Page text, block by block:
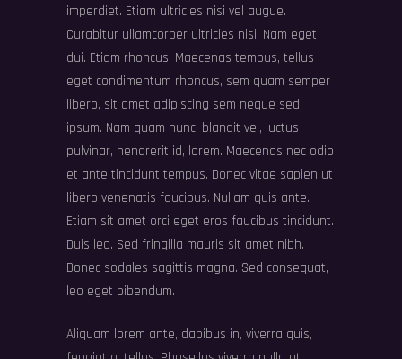
imperdiet. Etiam ultricies nisi vel augue.
Curabitur ullamcorper ultricies nisi. Nam eget
dui. Etiam rhoncus. Maecenas tempus, tellus
eget condimentum rhoncus, sem quam semper
libero, sit amet adipiscing sem neque sed
ipsum. Nam quam nunc, blandit vel, luctus
pulvinar, hendrerit id, lorem. Maecenas nec odio
et ante tincidunt tempus. Donec vitae sapien ut
libero venenatis faucibus. Nullam quis ante.
Etiam sit amet orci eget eros faucibus tincidunt.
Duis leo. Sed fringilla mauris sit amet nibh.
Donec sodales sagittis magna. Sed consequat,
leo eget bibendum.
Aliquam lorem ante, dapibus in, viverra quis,